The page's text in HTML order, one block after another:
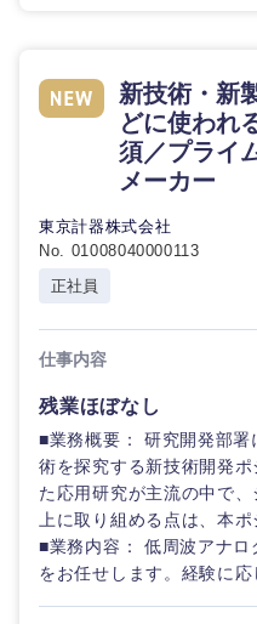
石川県
新技術・新
どに使われ
須／プライ
メーカー
東京計器株式会社
No. 01008040000113
正社員
仕事内容
残業ほぼなし
■業務概要： 研究開発部
術を探究する新技術開発
た応用研究が主流の中で
上に取り組める点は、本
■業務内容： 低周波アナ
をお任せします。経験に応